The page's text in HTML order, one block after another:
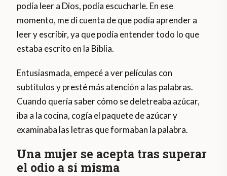
podía leer a Dios, podía escucharle. En ese
momento, me di cuenta de que podía aprender a
leer y escribir, ya que podía entender todo lo que
estaba escrito en la Biblia.
Entusiasmada, empecé a ver películas con
subtítulos y presté más atención a las palabras.
Cuando quería saber cómo se deletreaba azúcar,
iba a la cocina, cogía el paquete de azúcar y
examinaba las letras que formaban la palabra.
Una mujer se acepta tras superar
el odio a sí misma